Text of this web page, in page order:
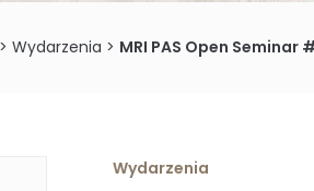
>Wydarzenia > MRI PAS Open Seminar
Wydarzenia